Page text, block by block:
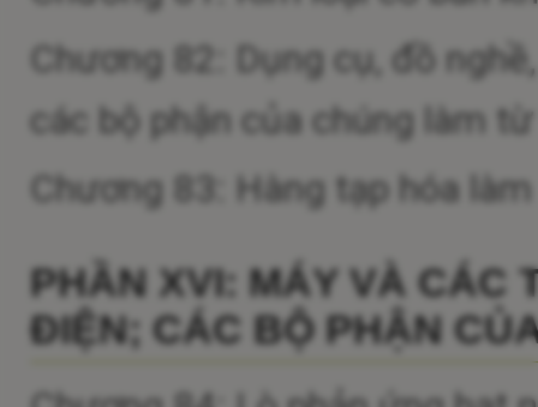
Chương 82: Dụng cụ, đồ
các bộ phận của chúng làm
Chương 83: Hàng tạp hóa
PHẦN XVI: MÁY VÀ CÁC
ĐIỆN; CÁC BỘ PHẬN